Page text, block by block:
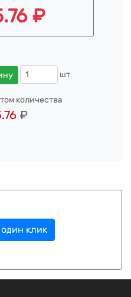
₽
шт
количества
₽
клик